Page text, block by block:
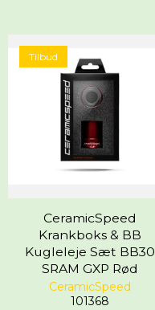
Tilbud
CeramicSpeed
Krankboks & BB
Kugleleje Sæt BB30
SRAM GXP Rød
CeramicSpeed
101368